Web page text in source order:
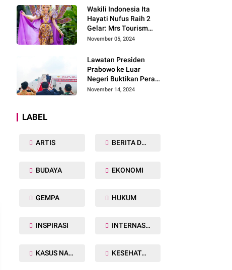
Wakili Indonesia Ita
Hayati Nufus Raih 2
Gelar: Mrs Tourism
2024 dan Fourth
Worldwide
International 2024, di
Pemilihan Mrs
Worldwide 2024
November 05, 2024
Lawatan Presiden
Prabowo ke Luar
Negeri Buktikan Peran
Strategis Indonesia di
November 14, 2024
LABEL
ARTIS BERITA DAERAH
BUDAYA EKONOMI
GEMPA HUKUM
INSPIRASI INTERNASIONAL
KASUS NARKOBA KESEHATAN TUBUH